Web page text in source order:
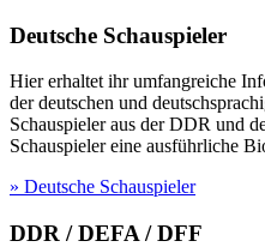
Deutsche Schauspieler
Hier erhaltet ihr umfangreiche
der deutschen und
Schauspieler aus der DDR und
Schauspieler eine ausführliche
» Deutsche Schauspieler
DDR / DEFA / DFF